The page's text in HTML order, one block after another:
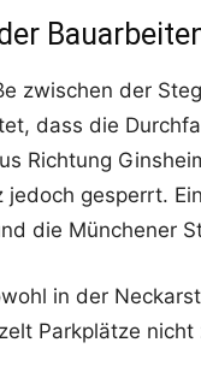
zwischen der
dass die
Richtung
gesperrt.
die Münchener
in der
Parkplätze nicht